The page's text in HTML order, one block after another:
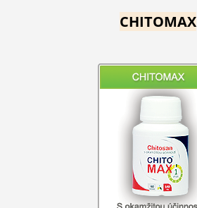
CHITOMAX